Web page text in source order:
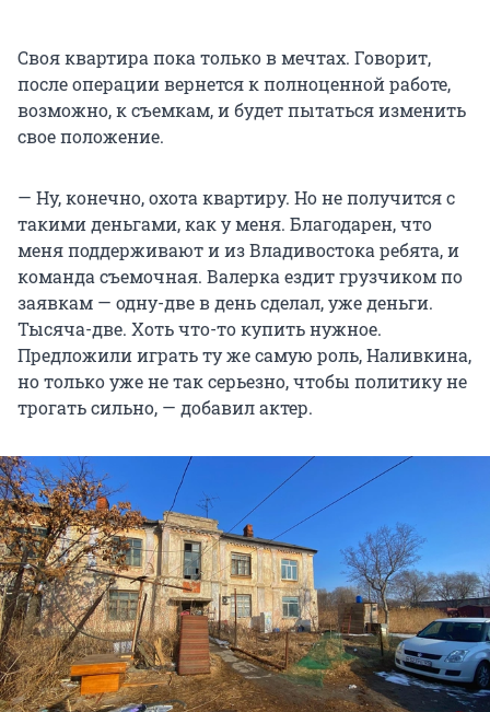
Своя квартира пока только в мечтах. Говорит,
после операции вернется к полноценной работе,
возможно, к съемкам, и будет пытаться изменить
свое положение.
— Ну, конечно, охота квартиру. Но не получится с
такими деньгами, как у меня. Благодарен, что
меня поддерживают и из Владивостока ребята, и
команда съемочная. Валерка ездит грузчиком по
заявкам — одну-две в день сделал, уже деньги.
Тысяча-две. Хоть что-то купить нужное.
Предложили играть ту же самую роль, Наливкина,
но только уже не так серьезно, чтобы политику не
трогать сильно, — добавил актер.